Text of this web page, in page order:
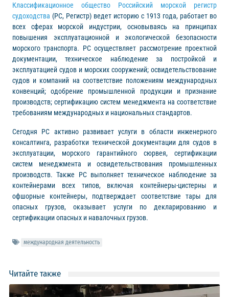
Классификационное общество Российский морской регистр
судоходства (РС, Регистр) ведет историю с 1913 года, работает во
всех сферах морской индустрии, основываясь на принципах
повышения эксплуатационной и экологической безопасности
морского транспорта. РС осуществляет рассмотрение проектной
документации, техническое наблюдение за постройкой и
эксплуатацией судов и морских сооружений; освидетельствование
судов и компаний на соответствие положениям международных
конвенций; одобрение промышленной продукции и признание
производств; сертификацию систем менеджмента на соответствие
требованиям международных и национальных стандартов.
Сегодня РС активно развивает услуги в области инженерного
консалтинга, разработки технической документации для судов в
эксплуатации, морского гарантийного сюрвея, сертификации
систем менеджмента и освидетельствования промышленных
производств. Также РС выполняет техническое наблюдение за
контейнерами всех типов, включая контейнеры-цистерны и
офшорные контейнеры, подтверждает соответствие тары для
опасных грузов, оказывает услуги по декларированию и
сертификации опасных и навалочных грузов.
международная деятельность
Читайте также